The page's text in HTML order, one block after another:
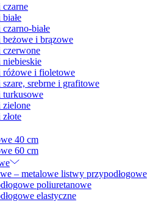
białe
i brązowe
różowe i fioletowe
srebrne i grafitowe
40 cm
60 cm
– metalowe listwy przypodłogowe
poliuretanowe
elastyczne